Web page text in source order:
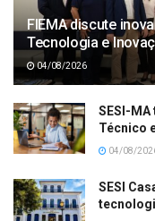
FIEMA discute
Tecnologia e
04/08/2026
SESI-
Técnico
04/08/
SESI